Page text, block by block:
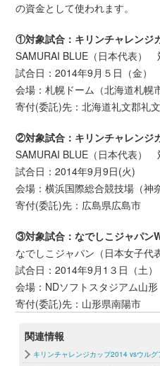
の資金として使われます。
①対象試合：キリンチャレンジ
SAMURAI BLUE（日本代表
試合日：2014年9月５日（金）
会場：札幌ドーム（北海道札幌市
寄付(委託)先：北海道礼文郡礼
②対象試合：キリンチャレンジ
SAMURAI BLUE（日本代表
試合日：2014年9月9日(火)
会場：横浜国際総合競技場（神
寄付(委託)先：広島県広島市
③対象試合：なでしこジャパン
なでしこジャパン（日本女子
試合日：2014年9月1３日（土）
会場：NDソフトスタジアム山形
寄付(委託)先：山形県南陽市
関連情報
キリンチャレンジカップ2014 vsウル